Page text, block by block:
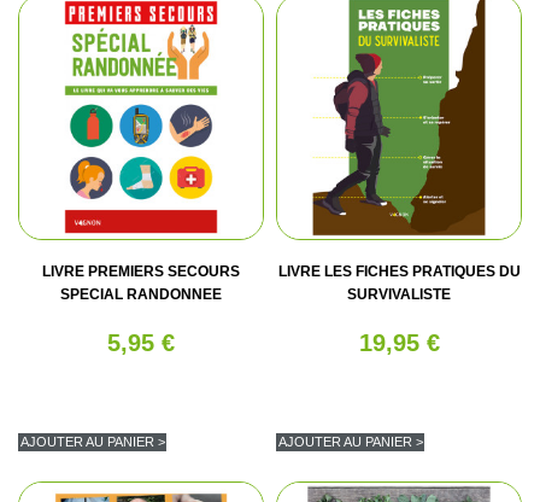
LIVRE PREMIERS SECOURS
SPECIAL RANDONNEE
5,95 €
AJOUTER AU PANIER >
LIVRE LES FICHES PRATIQUES DU
SURVIVALISTE
19,95 €
AJOUTER AU PANIER >